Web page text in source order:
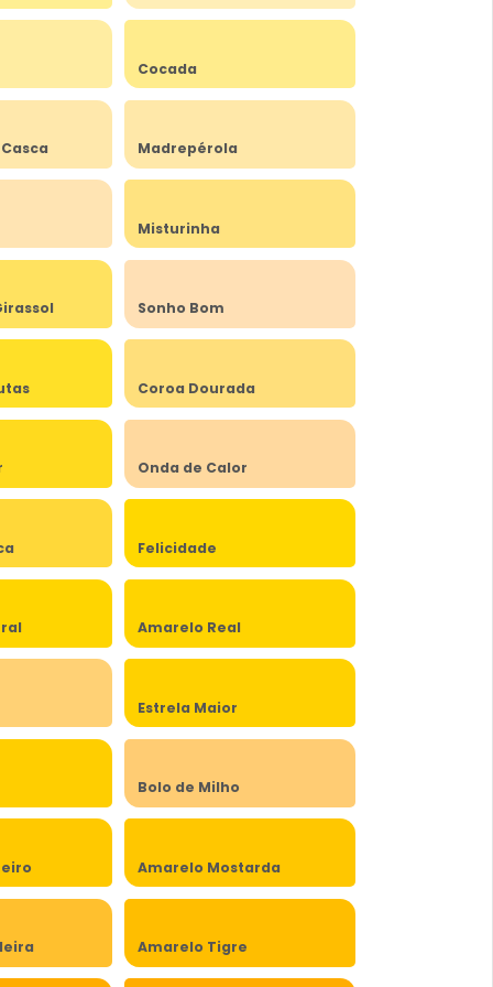
Cocada
Madrepérola
Misturinha
Sonho Bom
Coroa Dourada
Onda de Calor
Felicidade
Amarelo Real
Estrela Maior
Bolo de Milho
Amarelo Mostarda
Amarelo Tigre